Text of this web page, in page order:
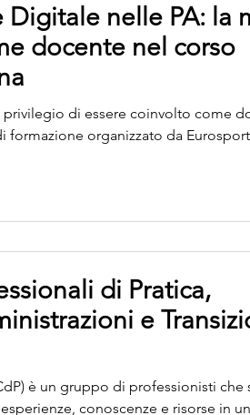
Digitale nelle PA: la
docente nel corso
privilegio di essere coinvolto come
formazione organizzato da
di Pratica,
e
è un gruppo di professionisti che
conoscenze e risorse in un